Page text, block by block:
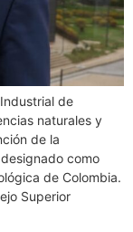
de
naturales y
de la
como
de Colombia.
Superior